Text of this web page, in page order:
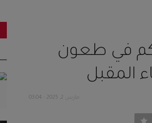
في طعون
المقبل
مارس 2, 2025 - 03:04